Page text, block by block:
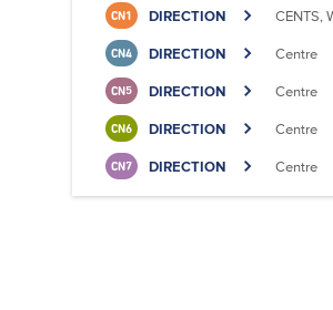
CN1 DIRECTION CENTS,
CN4 DIRECTION Centre
CN5 DIRECTION Centre
CN6 DIRECTION Centre
CN7 DIRECTION Centre